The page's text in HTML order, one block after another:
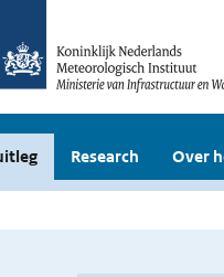
Research Over